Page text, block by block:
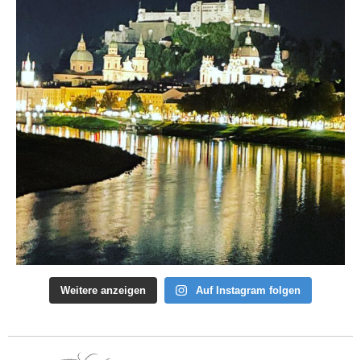
Weitere anzeigen Auf Instagram folgen